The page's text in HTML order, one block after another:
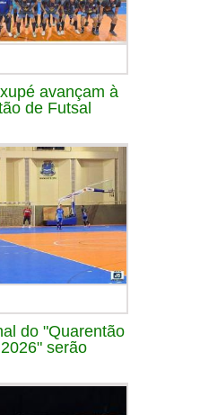
avançam à
de Futsal
do "Quarentão
serão